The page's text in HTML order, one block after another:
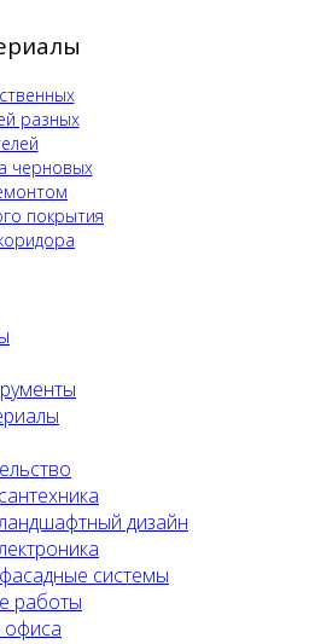
разных
черновых
покрытия
дизайн
системы
работы